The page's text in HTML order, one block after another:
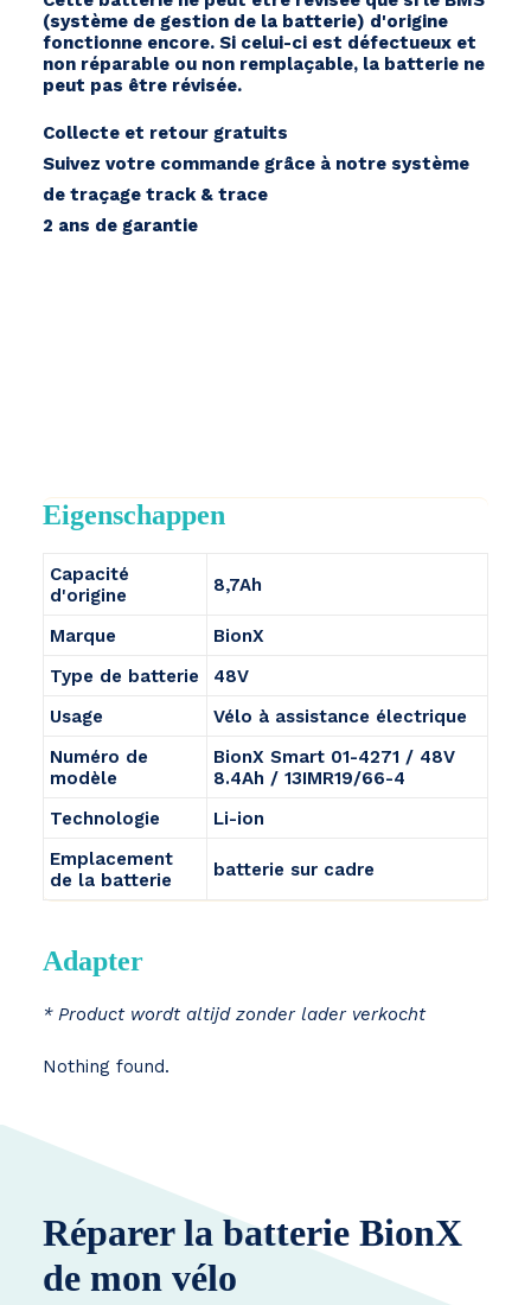
(système de gestion de la batterie) d'origine
fonctionne encore. Si celui-ci est défectueux et
non réparable ou non remplaçable, la batterie ne
peut pas être révisée.
Collecte et retour gratuits
Suivez votre commande grâce à notre système
de traçage track & trace
2 ans de garantie
Eigenschappen
Capacité
d'origine
8,7Ah
Marque
BionX
Type de batterie
48V
Usage
Vélo à assistance électrique
Numéro de
modèle
BionX Smart 01-4271 / 48V
8.4Ah / 13IMR19/66-4
Technologie
Li-ion
Emplacement
de la batterie
batterie sur cadre
Adapter
* Product wordt altijd zonder lader verkocht
Nothing found.
Réparer la batterie BionX
de mon vélo